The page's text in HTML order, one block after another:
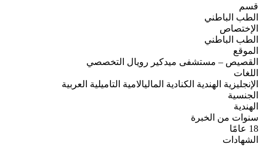
قسم
الطب الباطني
الإختصاص
الطب الباطني
الموقع
القصيص – مستشفى ميدكير رويال التخصصي
اللغات
الإنجليزية الهندية الكنادية الماليالامية التاميلية العربية
الجنسية
الهندية
سنوات من الخبرة
18 عامًا
الشهادات